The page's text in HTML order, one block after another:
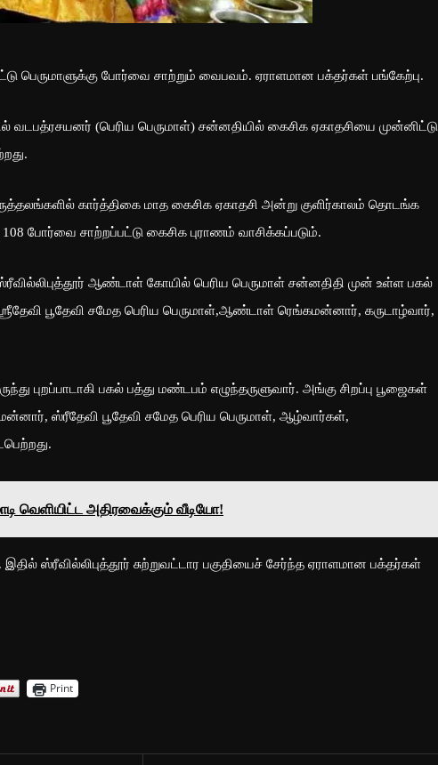
பெருமாளுக்கு போர்வை சாற்றும் வைபவம். ஏராளமான பக்தர்கள் பங்கேற்பு.
வடபத்ரசயனர் (பெரிய பெருமாள்) சன்னதியில் கைசிக ஏகாதசியை முன்னிட்டு
கார்த்திகை மாத கைசிக ஏகாதசி அன்று குளிர்காலம் தொடங்க
போர்வை சாற்றப்பட்டு கைசிக புராணம் வாசிக்கப்படும்.
ஆண்டாள் கோயில் பெரிய பெருமாள் சன்னதிதி முன் உள்ள பகல்
பூதேவி சமேத பெரிய பெருமாள்,ஆண்டாள் ரெங்கமன்னார், கருடாழ்வார்,
புறப்பாடாகி பகல் பத்து மண்டபம் எழுந்தருளுவார். அங்கு சிறப்பு பூஜைகள்
ஸ்ரீதேவி பூதேவி சமேத பெரிய பெருமாள், ஆழ்வார்கள்,
வெளியிட்ட அதிரவைக்கும் வீடியோ!
ஸ்ரீவில்லிபுத்தூர் சுற்றுவட்டார பகுதியைச் சேர்ந்த ஏராளமான பக்தர்கள்
Print